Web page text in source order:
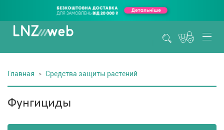
Главная Средства защиты растений
Фунгициды